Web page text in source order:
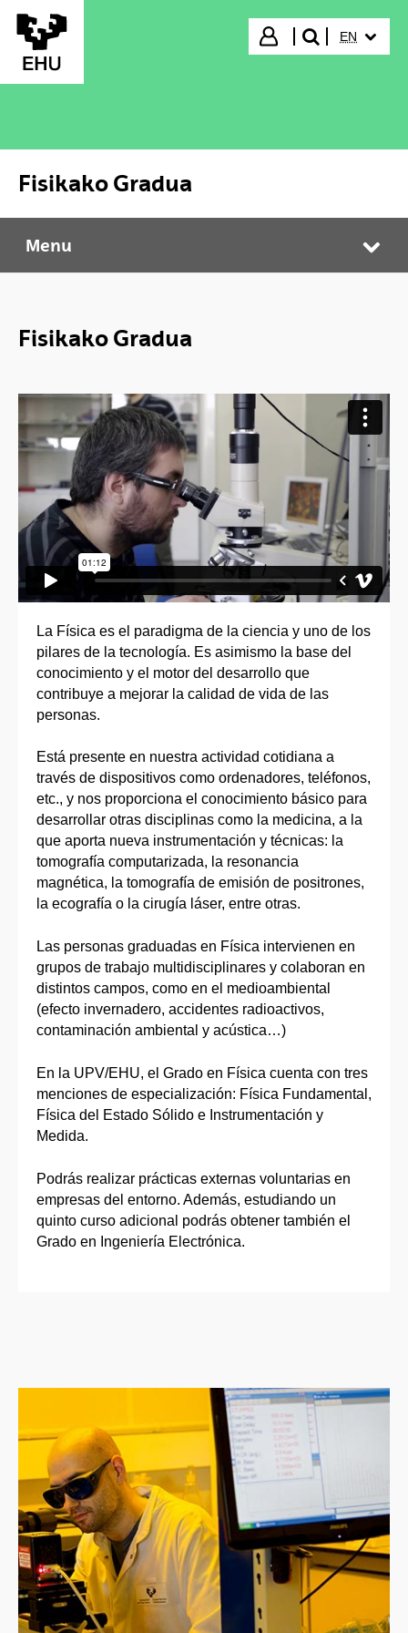
Skip to Main Content
Login
search"
EN
Fisikako Gradua
Fisikako Gradua
Menu
Fisikako Gradua
La Física es el paradigma de la ciencia y uno de los
pilares de la tecnología. Es asimismo la base del
conocimiento y el motor del desarrollo que
contribuye a mejorar la calidad de vida de las
personas.
Está presente en nuestra actividad cotidiana a
través de dispositivos como ordenadores, teléfonos,
etc., y nos proporciona el conocimiento básico para
desarrollar otras disciplinas como la medicina, a la
que aporta nueva instrumentación y técnicas: la
tomografía computarizada, la resonancia
magnética, la tomografía de emisión de positrones,
la ecografía o la cirugía láser, entre otras.
Las personas graduadas en Física intervienen en
grupos de trabajo multidisciplinares y colaboran en
distintos campos, como en el medioambiental
(efecto invernadero, accidentes radioactivos,
contaminación ambiental y acústica…)
En la UPV/EHU, el Grado en Física cuenta con tres
menciones de especialización: Física Fundamental,
Física del Estado Sólido e Instrumentación y
Medida.
Podrás realizar prácticas externas voluntarias en
empresas del entorno. Además, estudiando un
quinto curso adicional podrás obtener también el
Grado en Ingeniería Electrónica.